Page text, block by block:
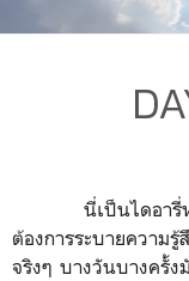
นี่เป็นไดอารี่หน้า
ต้องการระบายควา
จริงๆ บางวันบางครั้